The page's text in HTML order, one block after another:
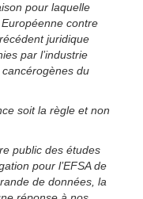
pour laquelle
contre
juridique
par l’industrie
du
soit la règle et non
public des études
pour l’EFSA de
de données, la